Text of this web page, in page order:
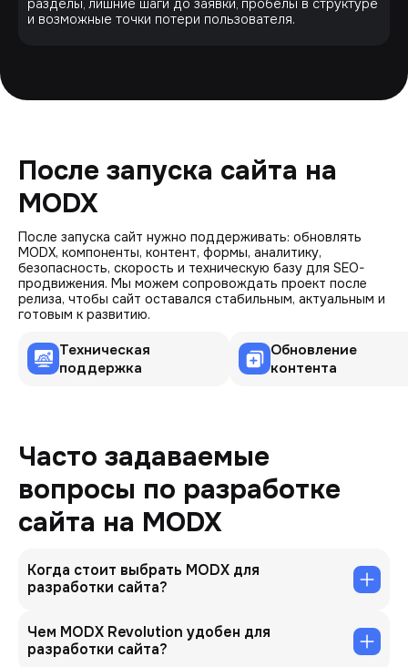
разделы, лишние шаги до заявки, пробелы в структуре
и возможные точки потери пользователя.
После запуска сайта на
MODX
После запуска сайт нужно поддерживать: обновлять
MODX, компоненты, контент, формы, аналитику,
безопасность, скорость и техническую базу для SEO-
продвижения. Мы можем сопровождать проект после
релиза, чтобы сайт оставался стабильным, актуальным и
готовым к развитию.
Техническая
поддержка
Обновление
контента
Часто задаваемые
вопросы по разработке
сайта на MODX
Когда стоит выбрать MODX для
разработки сайта?
Чем MODX Revolution удобен для
разработки сайта?